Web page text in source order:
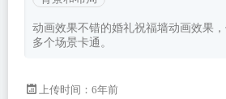
动画效果不错的婚礼祝福墙动画效果
多个场景卡通。
上传时间：6年前